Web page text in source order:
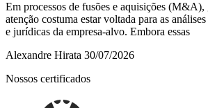
Em processos de fusões e aquisições (M&A),
atenção costuma estar voltada para as
e jurídicas da empresa-alvo. Embora essas
Alexandre Hirata 30/07/2026
Nossos certificados